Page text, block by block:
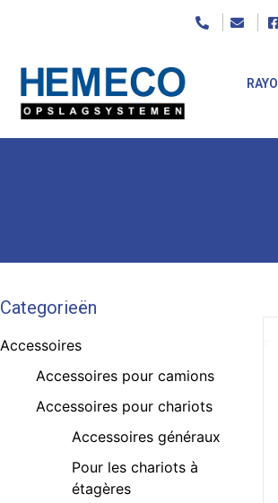
Categorieën
Accessoires
Accessoires pour camions
Accessoires pour chariots
Accessoires généraux
Pour les chariots à
étagères